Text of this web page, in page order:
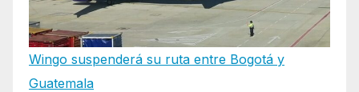
Wingo suspenderá su ruta entre Bogotá y
Guatemala